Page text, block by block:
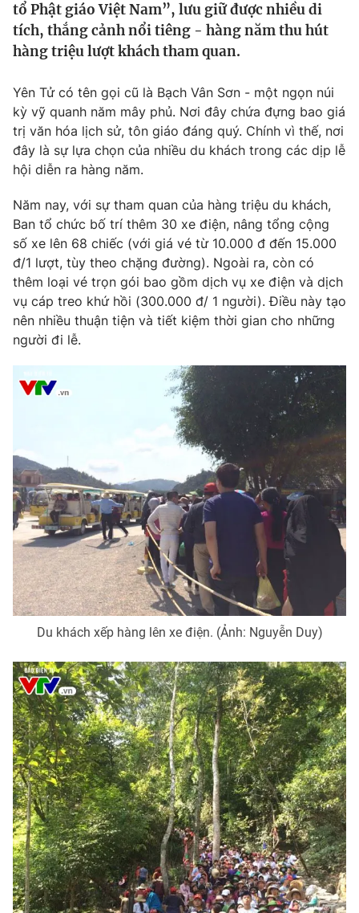
Thế giới
Tin tức
Thế giới đó đây
Câu chuyện quốc tế
Tài chính
Thị trường
Góc doanh nghiệp
Dữ liệu và đời sống
Truyền hình
Phim VTV
Hậu trường
Nhân vật
Khán giả
Giải sao mai
Giải trí
Điện ảnh
Âm nhạc
Sao
Đời sống
Du lịch
Làm đẹp
Giáo dục
Tuyển sinh
Học trực tuyến
Công nghệ
Hitech Công nghệ tương lai
Thị trường
Tư vấn
Giao lưu trực tuyến
Chuyên mục khác
Emagazine Podcast
Photo Infographic
Video Shorts video
VTV Money VTV Thể thao
VTV Sức khoẻ Bất động sản
Thị trường 24h Tấm lòng Việt
VTV4 Vươn mình bằng AI
VTV9 VTV8
Liên hệ tòa soạn English
tổ Phật giáo Việt Nam”, lưu giữ được nhiều di
tích, thắng cảnh nổi tiêng - hàng năm thu hút
hàng triệu lượt khách tham quan.
Yên Tử có tên gọi cũ là Bạch Vân Sơn - một ngọn núi
kỳ vỹ quanh năm mây phủ. Nơi đây chứa đựng bao giá
trị văn hóa lịch sử, tôn giáo đáng quý. Chính vì thế, nơi
đây là sự lựa chọn của nhiều du khách trong các dịp lễ
hội diễn ra hàng năm.
Năm nay, với sự tham quan của hàng triệu du khách,
Ban tổ chức bố trí thêm 30 xe điện, nâng tổng cộng
số xe lên 68 chiếc (với giá vé từ 10.000 đ đến 15.000
đ/1 lượt, tùy theo chặng đường). Ngoài ra, còn có
thêm loại vé trọn gói bao gồm dịch vụ xe điện và dịch
vụ cáp treo khứ hồi (300.000 đ/ 1 người). Điều này tạo
nên nhiều thuận tiện và tiết kiệm thời gian cho những
người đi lễ.
Du khách xếp hàng lên xe điện. (Ảnh: Nguyễn Duy)